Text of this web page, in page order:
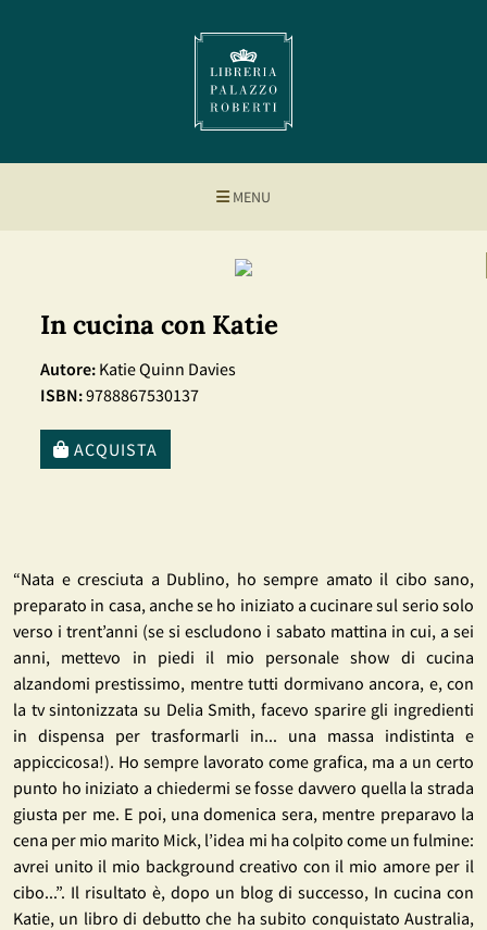
MENU
In cucina con Katie
Autore: Katie Quinn Davies
ISBN:9788867530137
ACQUISTA
“Nata e cresciuta a Dublino, ho sempre amato il cibo sano,
preparato in casa, anche se ho iniziato a cucinare sul serio solo
verso i trent’anni (se si escludono i sabato mattina in cui, a sei
anni, mettevo in piedi il mio personale show di cucina
alzandomi prestissimo, mentre tutti dormivano ancora, e, con
la tv sintonizzata su Delia Smith, facevo sparire gli ingredienti
in dispensa per trasformarli in... una massa indistinta e
appiccicosa!). Ho sempre lavorato come grafica, ma a un certo
punto ho iniziato a chiedermi se fosse davvero quella la strada
giusta per me. E poi, una domenica sera, mentre preparavo la
cena per mio marito Mick, l’idea mi ha colpito come un fulmine:
avrei unito il mio background creativo con il mio amore per il
cibo...”. Il risultato è, dopo un blog di successo, In cucina con
Katie, un libro di debutto che ha subito conquistato Australia,